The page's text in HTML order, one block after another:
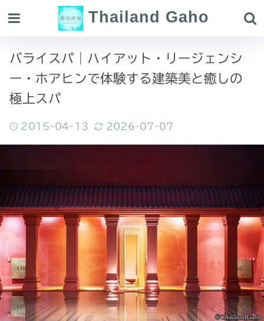
Thailand Gaho
バライスパ｜ハイアット・リージェンシ
ー・ホアヒンで体験する建築美と癒しの
極上スパ
2015-04-13 2026-07-07